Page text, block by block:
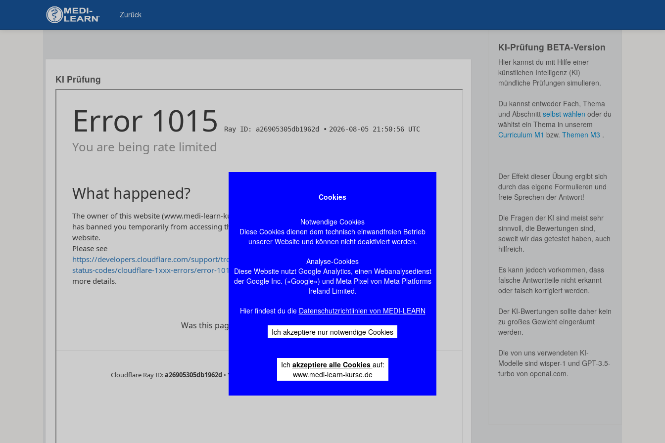
Cookies
Notwendige Cookies
Diese Cookies dienen dem technisch einwandfreien Betrieb
unserer Website und können nicht deaktiviert werden.
Analyse-Cookies
Diese Website nutzt Google Analytics, einen Webanalysedienst
der Google Inc. («Google») und Meta Pixel von Meta Platforms
Ireland Limited.
Hier findest du die Datenschutzrichtlinien von MEDI-LEARN
Ich akzeptiere nur notwendige Cookies
Ich akzeptiere alle Cookies auf:
www.medi-learn-kurse.de
Zurück
KI Prüfung
KI-Prüfung BETA-Version
Hier kannst du mit Hilfe einer
künstlichen Intelligenz (KI)
mündliche Prüfungen simulieren.
Du kannst entweder Fach, Thema
und Abschnitt selbst wählen oder du
wähltst ein Thema in unserem
Curriculum M1 bzw. Themen M3 .
Der Effekt dieser Übung ergibt sich
durch das eigene Formulieren und
freie Sprechen der Antwort!
Die Fragen der KI sind meist sehr
sinnvoll, die Bewertungen sind,
soweit wir das getestet haben, auch
hilfreich.
Es kann jedoch vorkommen, dass
falsche Antwortteile nicht erkannt
oder falsch korrigiert werden.
Der KI-Bwertungen sollte daher kein
zu großes Gewicht eingeräumt
werden.
Die von uns verwendeten KI-
Modelle sind wisper-1 und GPT-3.5-
turbo von openai.com.